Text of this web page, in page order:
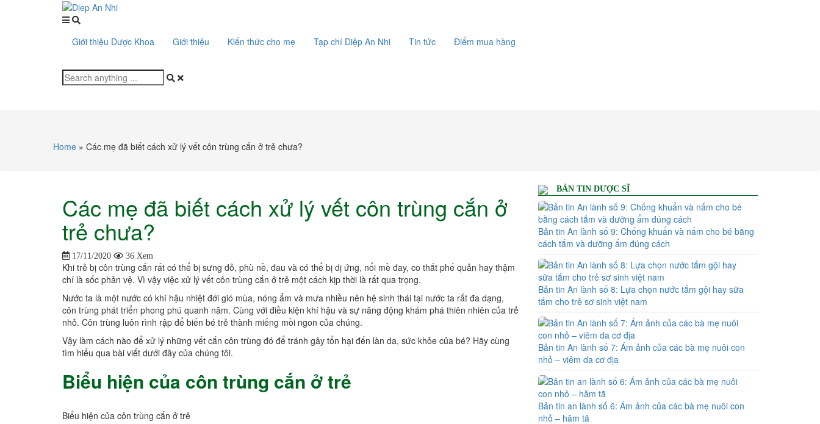
Giới thiệu Dược Khoa Giới thiệu Kiến thức cho mẹ Tạp chí Diệp An Nhi Tin tức Điểm mua hàng
Home » Các mẹ đã biết cách xử lý vết côn trùng cắn ở trẻ chưa?
Các mẹ đã biết cách xử lý vết côn trùng cắn ở
trẻ chưa?
17/11/2020 36 Xem
Khi trẻ bị côn trùng cắn rất có thể bị sưng đỏ, phù nề, đau và có thể bị dị ứng, nổi mề đay, co thắt phế quản hay thậm
chí là sốc phản vệ. Vì vậy việc xử lý vết côn trùng cắn ở trẻ một cách kịp thời là rất qua trọng.
Nước ta là một nước có khí hậu nhiệt đới gió mùa, nóng ẩm và mưa nhiều nên hệ sinh thái tại nước ta rất đa dạng,
côn trùng phát triển phong phú quanh năm. Cùng với điều kiện khí hậu và sự năng động khám phá thiên nhiên của trẻ
nhỏ. Côn trùng luôn rình rập để biến bé trẻ thành miếng mồi ngon của chúng.
Vậy làm cách nào để xử lý những vết cắn côn trùng đó để tránh gây tổn hại đến làn da, sức khỏe của bé? Hãy cùng
tìm hiểu qua bài viết dưới đây của chúng tôi.
Biểu hiện của côn trùng cắn ở trẻ
Biểu hiện của côn trùng cắn ở trẻ
BẢN TIN DƯỢC SĨ
Bản tin An lành số 9: Chống khuẩn và nấm cho bé bằng
cách tắm và dưỡng ẩm đúng cách
Bản tin An lành số 8: Lựa chọn nước tắm gội hay sữa
tắm cho trẻ sơ sinh việt nam
Bản tin An lành số 7: Ám ảnh của các bà mẹ nuôi con
nhỏ – viêm da cơ địa
Bản tin an lành số 6: Ám ảnh của các bà mẹ nuôi con
nhỏ – hăm tã